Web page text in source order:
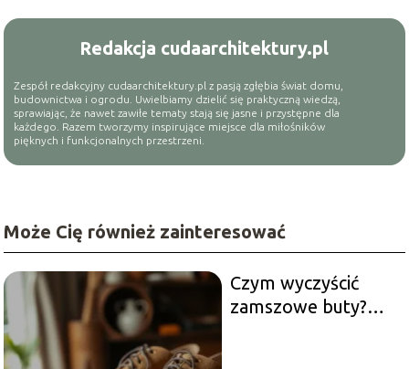
Redakcja cudaarchitektury.pl
Zespół redakcyjny cudaarchitektury.pl z pasją zgłębia świat domu,
budownictwa i ogrodu. Uwielbiamy dzielić się praktyczną wiedzą,
sprawiając, że nawet zawiłe tematy stają się jasne i przystępne dla
każdego. Razem tworzymy inspirujące miejsce dla miłośników
pięknych i funkcjonalnych przestrzeni.
Może Cię również zainteresować
Czym wyczyścić
zamszowe buty?